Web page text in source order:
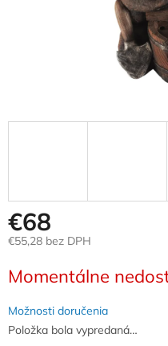
€68
€55,28 bez DPH
cena:
Momentálne
Možnosti doručenia
Položka bola vypredaná…